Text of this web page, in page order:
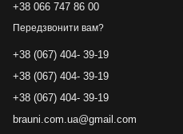
+38 066 747 86 00
Передзвонити вам?
+38 (067) 404- 39-19
+38 (067) 404- 39-19
+38 (067) 404- 39-19
brauni.com.ua@gmail.com